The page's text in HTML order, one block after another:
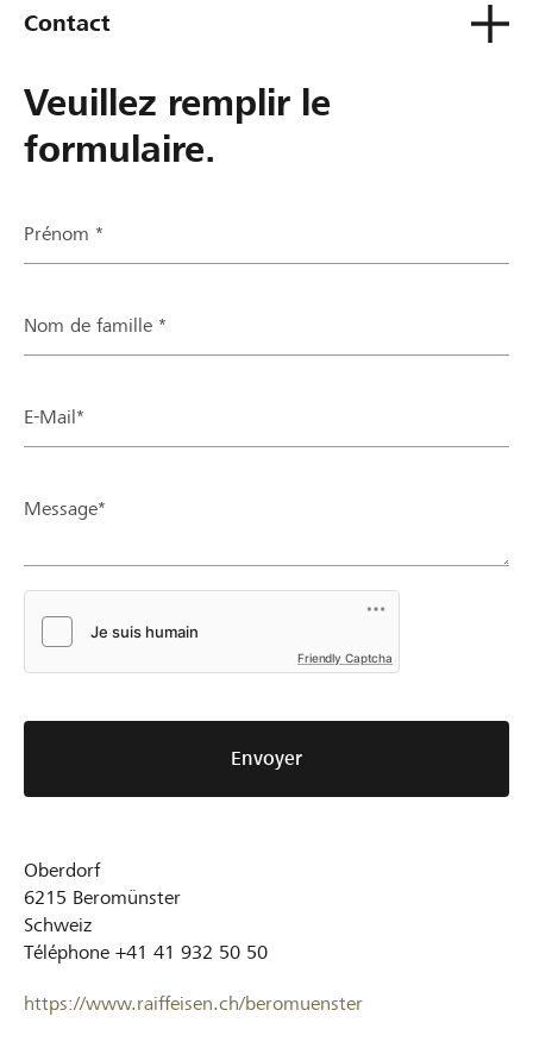
Contact
Veuillez remplir le
formulaire.
Prénom *
Nom de famille *
E-Mail*
Message*
Friendly Captcha
Envoyer
Oberdorf
6215 Beromünster
Schweiz
Téléphone +41 41 932 50 50
https://www.raiffeisen.ch/beromuenster